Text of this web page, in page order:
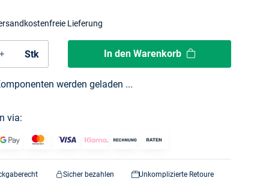
Lieferung
Stk In den Warenkorb
werden geladen ...
via:
Sicher bezahlen Unkomplizierte Retoure